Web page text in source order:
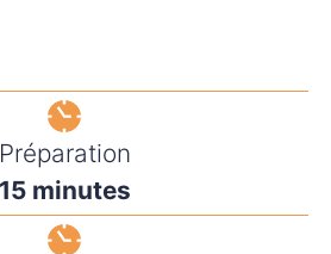
Préparation
15minutes
minutes